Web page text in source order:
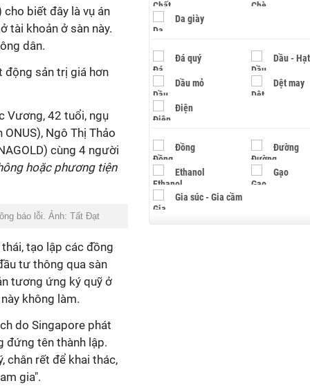
cho biết đây là vụ án
tài khoản ở sàn này.
dân.
động sản trị giá hơn
Vương, 42 tuổi, ngụ
Ngô Thị Thảo
cùng 4 người
hoặc phương tiện
báo lỗi. Ảnh: Tất Đạt
tạo lập các đồng
tư thông qua sàn
tương ứng ký quỹ ở
không làm.
do Singapore phát
đứng tên thành lập.
chân rết để khai thác,
gia".
Da giày
Đá quý Dầu -
Dầu mỏ Dệt may
Điện
Đồng Đường
Ethanol Gạo
Gia súc - Gia cầm